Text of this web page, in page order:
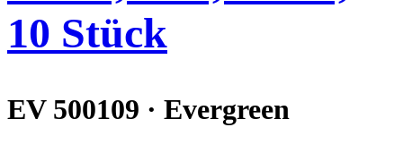
10 Stück
EV 500109 · Evergreen